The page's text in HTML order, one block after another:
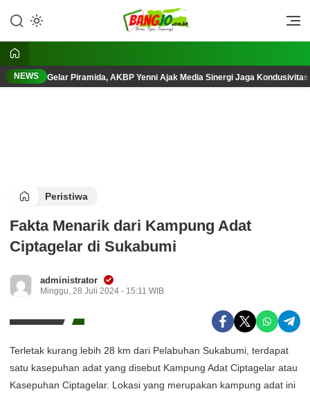
konten
Bangjo.co.id
Berani, Tegas, Terpercaya
NEWS Gelar Piramida, AKBP Yenni Ajak Media Sinergi Jaga
Peristiwa
Fakta Menarik dari Kampung Adat
Ciptagelar di Sukabumi
administrator
Minggu, 28 Juli 2024 - 15:11 WIB
Terletak kurang lebih 28 km dari Pelabuhan Sukabumi, terdapat
satu kasepuhan adat yang disebut Kampung Adat Ciptagelar atau
Kasepuhan Ciptagelar. Lokasi yang merupakan kampung adat ini